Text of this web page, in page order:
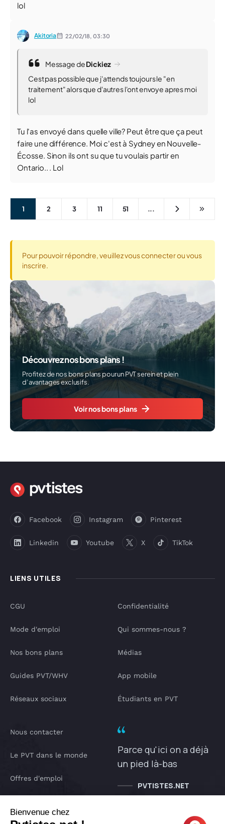
lol
Akitoria 22/02/18, 03:30
Message deDickiez
Cest pas possible que j'attends toujours le "en
traitement" alors que d'autres l'ont envoye apres moi
lol
Tu l'as envoyé dans quelle ville? Peut être que ça peut
faire une différence. Moi c'est à Sydney en Nouvelle-
Écosse. Sinon ils ont su que tu voulais partir en
Ontario.. . Lol
1 2 3 11 51 ...
Pour pouvoir répondre, veuillez vous connecter ou vous
inscrire.
Découvrez nos bons plans !
Profitez de nos bons plans pour un PVT serein et plein
d’avantages exclusifs.
Voir nos bons plans
LIENS UTILES
Facebook Instagram Pinterest
Linkedin Youtube X TikTok
CGU
Mode d'emploi
Nos bons plans
Guides PVT/WHV
Réseaux sociaux
Confidentialité
Qui sommes-nous ?
Médias
App mobile
Étudiants en PVT
Nous contacter
Le PVT dans le monde
Offres d'emploi
Parce qu'ici on a déjà
un pied là-bas
PVTISTES.NET
Bienvenue chez